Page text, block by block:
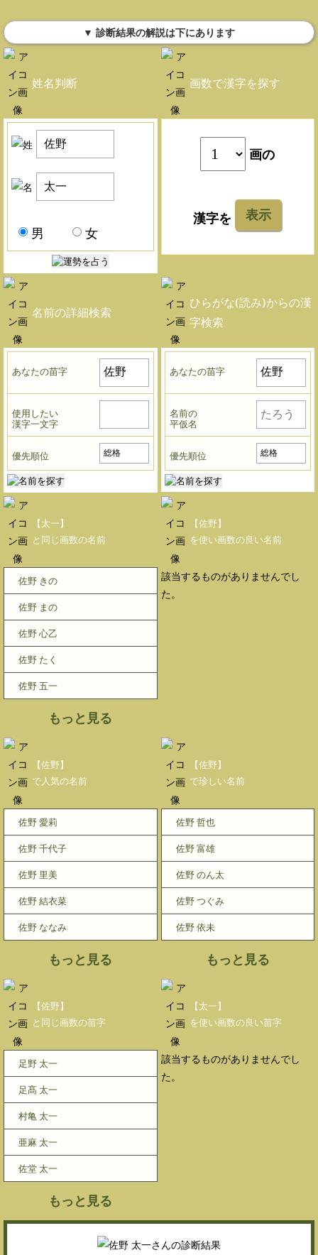
▼ 診断結果の解説は下にあります
姓名判断
男 女
画数で漢字を探す
画の
漢字を 表示
名前の詳細検索
あなたの苗字
使用したい
漢字一文字
優先順位
ひらがな(読み)からの漢
字検索
あなたの苗字
名前の
平仮名
優先順位
【太一】
と同じ画数の名前
佐野 きの
佐野 まの
佐野 心乙
佐野 たく
佐野 五一
もっと見る
【佐野】
を使い画数の良い名前
該当するものがありませんでし
た。
【佐野】
で人気の名前
佐野 愛莉
佐野 千代子
佐野 里美
佐野 結衣菜
佐野 ななみ
もっと見る
【佐野】
で珍しい名前
佐野 哲也
佐野 富雄
佐野 のん太
佐野 つぐみ
佐野 依未
もっと見る
【佐野】
と同じ画数の苗字
足野 太一
足髙 太一
村亀 太一
亜麻 太一
佐堂 太一
もっと見る
【太一】
を使い画数の良い苗字
該当するものがありませんでし
た。